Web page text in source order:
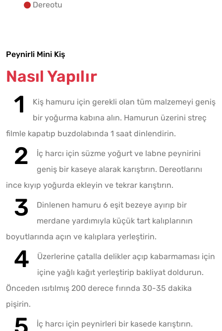
Dereotu
Peynirli Mini Kiş
Nasıl Yapılır
Kiş hamuru için gerekli olan tüm malzemeyi geniş
bir yoğurma kabına alın. Hamurun üzerini streç
filmle kapatıp buzdolabında 1 saat dinlendirin.
İç harcı için süzme yoğurt ve labne peynirini
geniş bir kaseye alarak karıştırın. Dereotlarını
ince kıyıp yoğurda ekleyin ve tekrar karıştırın.
Dinlenen hamuru 6 eşit bezeye ayırıp bir
merdane yardımıyla küçük tart kalıplarının
boyutlarında açın ve kalıplara yerleştirin.
Üzerlerine çatalla delikler açıp kabarmaması için
içine yağlı kağıt yerleştirip bakliyat doldurun.
Önceden ısıtılmış 200 derece fırında 30-35 dakika
pişirin.
İç harcı için peynirleri bir kasede karıştırın.